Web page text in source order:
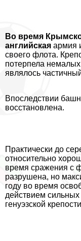
Во время
английская армия
своего флота.
потерпела
являлось
Впоследствии
восстановлена.
Пpaктически до
относительно
время сражения с
разрушена, но
году во время
действием
генуэзской